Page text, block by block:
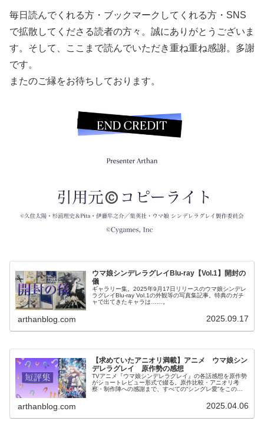
毎日読んでくれる方・ブックマークしてくれる方・SNS
で拡散してくださる読者の方々。誠にありがとうございま
す。そして、ここまで読んでいただき重ね重ね感謝。多謝
です。
またのご縁をお待ちしております。
ウマ娘シンデレラグレイBlu-ray【Vol.1】開封の
儀
ギャラリー集。2025年9月17日リリースのウマ娘シンデレ
ラグレイBlu-ray Vol.1の外観等の写真集記事。特典のガチ
ャで出てきたキャラは……。
arthanblog.com 2025.09.17
【求めていたアニオリ満載】アニメ ウマ娘シン
デレラグレイ 原作勢の感想
TVアニメ『ウマ娘シンデレラグレイ』の各話感想を原作勢
がショートレビュー形式で綴る。原作比較・アニオリ考
察・制作陣への感謝まで、すべての“シングレ愛”をこの一
arthanblog.com 2025.04.06